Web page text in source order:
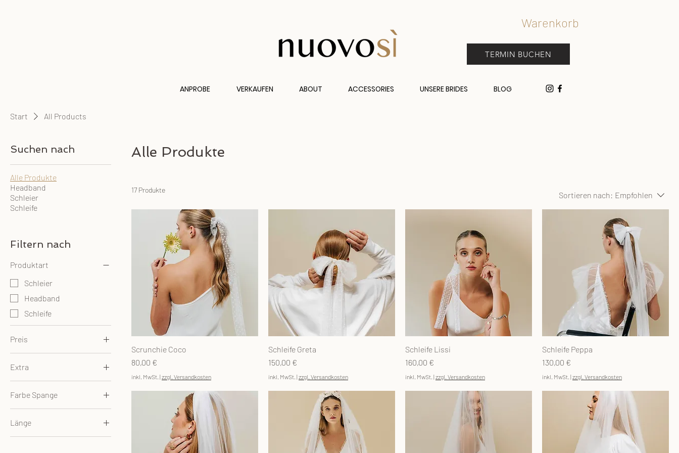
Warenkorb
ANPROBE VERKAUFEN ABOUT ACCESSORIES UNSERE BRIDES BLOG
TERMIN BUCHEN
Start All Products
Suchen nach
Alle Produkte
Headband
Schleier
Schleife
Filtern nach
Produktart
Schleier
Headband
Schleife
Preis
80 € 450 €
Extra
Ohne Birdcage
Farbe Spange
schwarz
Länge
Alle Produkte
17 Produkte
Sortieren nach: Empfohlen
Scrunchie Coco
Preis
80,00 €
inkl. MwSt. |zzgl. Versandkosten
Schleife Greta
Preis
150,00 €
inkl. MwSt. |zzgl. Versandkosten
Schleife Lissi
Preis
160,00 €
inkl. MwSt. |zzgl. Versandkosten
Schleife Peppa
Preis
130,00 €
inkl. MwSt. |zzgl. Versandkosten